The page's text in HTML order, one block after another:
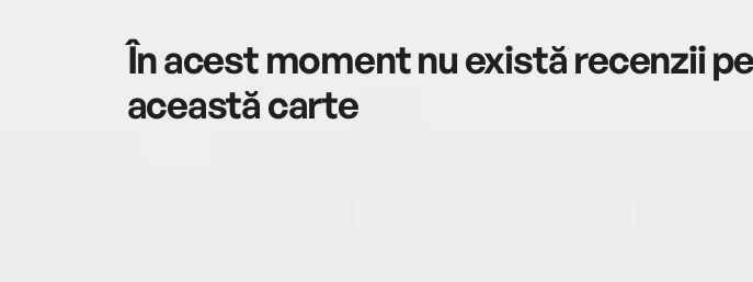
În acest moment nu există recenzii
această carte